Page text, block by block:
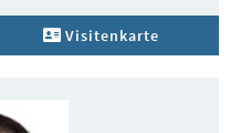
Visitenkarte